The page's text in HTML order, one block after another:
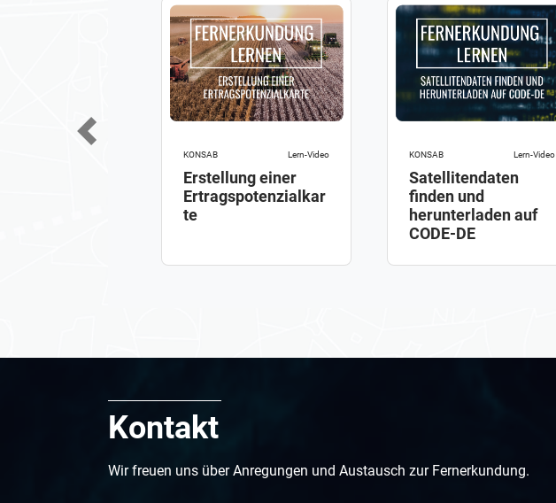
KONSAB Lern-Video
Erstellung einer
Ertragspotenzialkar
te
KONSAB Lern-Video
Satellitendaten
finden und
herunterladen auf
CODE-DE
Previous
Kontakt
Wir freuen uns über Anregungen und Austausch zur Fernerkundung.